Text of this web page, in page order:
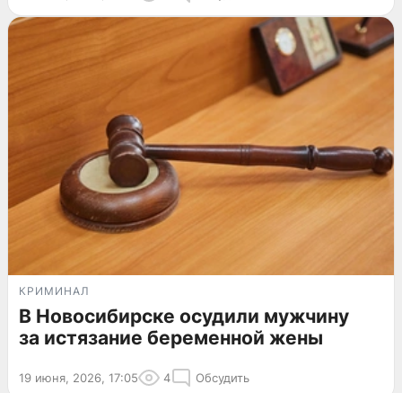
КРИМИНАЛ
В Новосибирске осудили мужчину
за истязание беременной жены
19 июня, 2026, 17:05 4 Обсудить